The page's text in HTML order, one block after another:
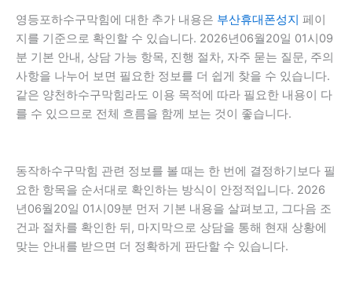
영등포하수구막힘에 대한 추가 내용은 부산휴대폰성지 페이
지를 기준으로 확인할 수 있습니다. 2026년06월20일 01시09
분 기본 안내, 상담 가능 항목, 진행 절차, 자주 묻는 질문, 주의
사항을 나누어 보면 필요한 정보를 더 쉽게 찾을 수 있습니다.
같은 양천하수구막힘라도 이용 목적에 따라 필요한 내용이 다
를 수 있으므로 전체 흐름을 함께 보는 것이 좋습니다.
동작하수구막힘 관련 정보를 볼 때는 한 번에 결정하기보다 필
요한 항목을 순서대로 확인하는 방식이 안정적입니다. 2026
년06월20일 01시09분 먼저 기본 내용을 살펴보고, 그다음 조
건과 절차를 확인한 뒤, 마지막으로 상담을 통해 현재 상황에
맞는 안내를 받으면 더 정확하게 판단할 수 있습니다.